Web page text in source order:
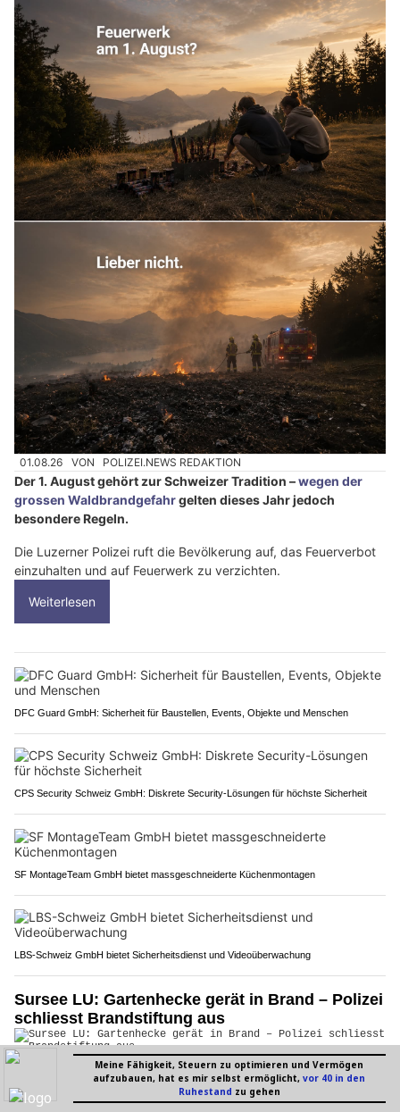
01.08.26 VON POLIZEI.NEWS REDAKTION
Der 1. August gehört zur Schweizer Tradition –wegen der
grossen Waldbrandgefahrgelten dieses Jahr jedoch
besondere Regeln.
Die Luzerner Polizei ruft die Bevölkerung auf, das Feuerverbot
einzuhalten und auf Feuerwerk zu verzichten.
Weiterlesen
DFC Guard GmbH: Sicherheit für Baustellen, Events, Objekte und Menschen
CPS Security Schweiz GmbH: Diskrete Security-Lösungen für höchste Sicherheit
SF MontageTeam GmbH bietet massgeschneiderte Küchenmontagen
LBS-Schweiz GmbH bietet Sicherheitsdienst und Videoüberwachung
Sursee LU: Gartenhecke gerät in Brand – Polizei
schliesst Brandstiftung aus
POLIZEI.NEWS REDAKTION
Am Sonntagabend (14. Juni 2026, nach 20:15 Uhr) geriet im
Gebiet Schwyermattstrasse in Sursee eine Gartenhecke in